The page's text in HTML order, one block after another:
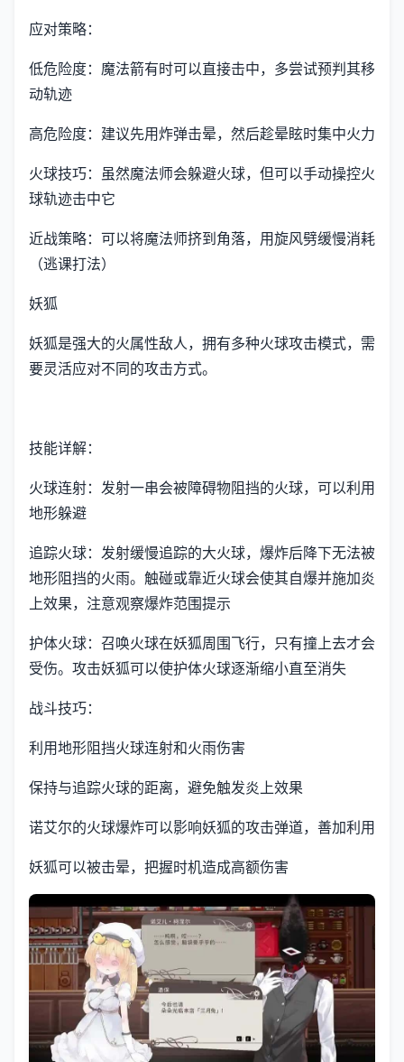
应对策略：
低危险度：魔法箭有时可以直接击中，多尝试预判其移
动轨迹
高危险度：建议先用炸弹击晕，然后趁晕眩时集中火力
火球技巧：虽然魔法师会躲避火球，但可以手动操控火
球轨迹击中它
近战策略：可以将魔法师挤到角落，用旋风劈缓慢消耗
（逃课打法）
妖狐
妖狐是强大的火属性敌人，拥有多种火球攻击模式，需
要灵活应对不同的攻击方式。
技能详解：
火球连射：发射一串会被障碍物阻挡的火球，可以利用
地形躲避
追踪火球：发射缓慢追踪的大火球，爆炸后降下无法被
地形阻挡的火雨。触碰或靠近火球会使其自爆并施加炎
上效果，注意观察爆炸范围提示
护体火球：召唤火球在妖狐周围飞行，只有撞上去才会
受伤。攻击妖狐可以使护体火球逐渐缩小直至消失
战斗技巧：
利用地形阻挡火球连射和火雨伤害
保持与追踪火球的距离，避免触发炎上效果
诺艾尔的火球爆炸可以影响妖狐的攻击弹道，善加利用
妖狐可以被击晕，把握时机造成高额伤害